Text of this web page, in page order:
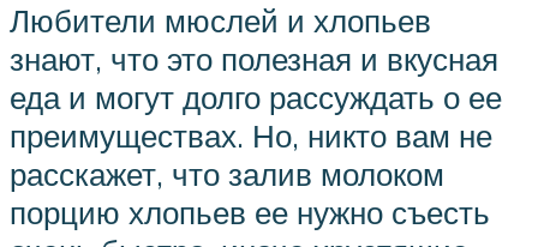
Любители мюслей и хлопьев
знают, что это полезная и вкусная
еда и могут долго рассуждать о ее
преимуществах. Но, никто вам не
расскажет, что залив молоком
порцию хлопьев ее нужно съесть